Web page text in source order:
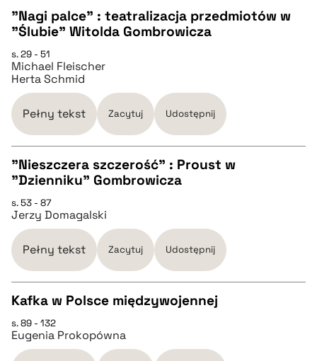
pobierz cytat
pobierz cytat
pobierz cytat
"Nagi palce" : teatralizacja przedmiotów w
"Ślubie" Witolda Gombrowicza
s. 29 - 51
Michael Fleischer
Herta Schmid
Pełny tekst Zacytuj Udostępnij
pobierz cytat
BIBTEX
"Nieszczera szczerość" : Proust w
"Dzienniku" Gombrowicza
s. 53 - 87
Jerzy Domagalski
Pełny tekst Zacytuj Udostępnij
CZYSTY TEKST
Kafka w Polsce międzywojennej
s. 89 - 132
Eugenia Prokopówna